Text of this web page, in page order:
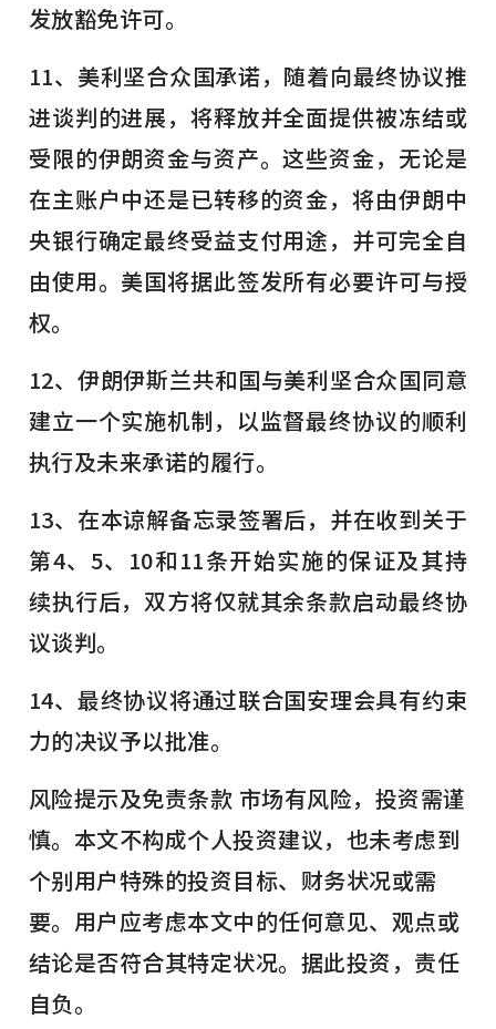
发放豁免许可。
11、美利坚合众国承诺，随着向最终协议推
进谈判的进展，将释放并全面提供被冻结或
受限的伊朗资金与资产。这些资金，无论是
在主账户中还是已转移的资金，将由伊朗中
央银行确定最终受益支付用途，并可完全自
由使用。美国将据此签发所有必要许可与授
权。
12、伊朗伊斯兰共和国与美利坚合众国同意
建立一个实施机制，以监督最终协议的顺利
执行及未来承诺的履行。
13、在本谅解备忘录签署后，并在收到关于
第4、5、10和11条开始实施的保证及其持
续执行后，双方将仅就其余条款启动最终协
议谈判。
14、最终协议将通过联合国安理会具有约束
力的决议予以批准。
风险提示及免责条款 市场有风险，投资需谨
慎。本文不构成个人投资建议，也未考虑到
个别用户特殊的投资目标、财务状况或需
要。用户应考虑本文中的任何意见、观点或
结论是否符合其特定状况。据此投资，责任
自负。